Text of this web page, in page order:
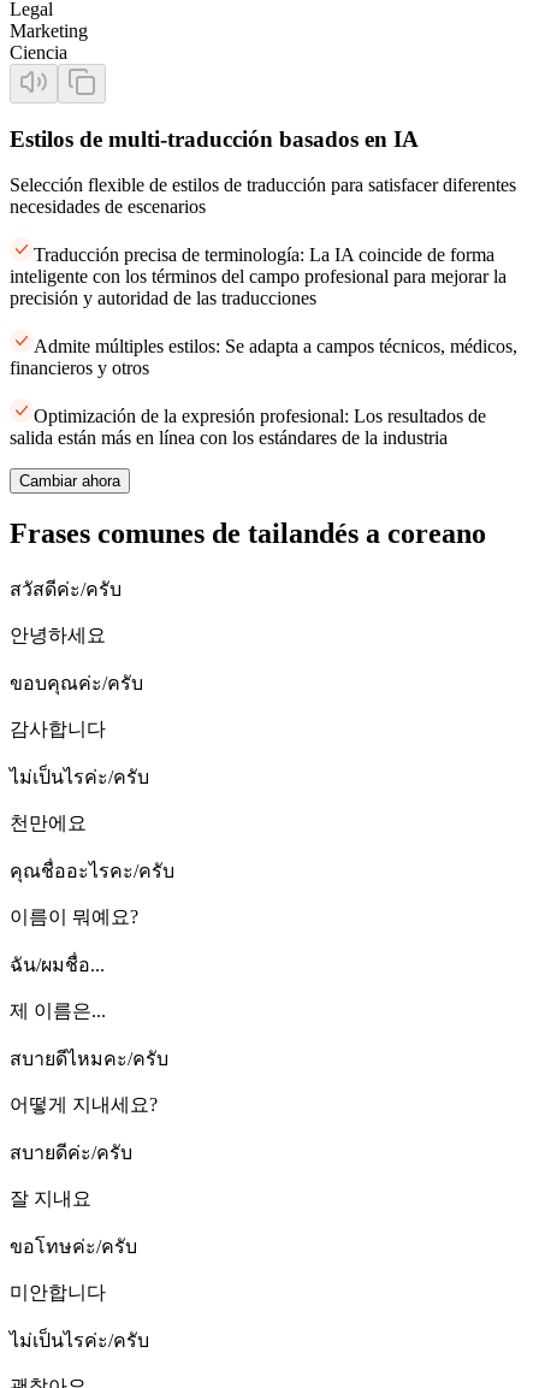
Legal
Marketing
Ciencia
Estilos de multi-traducción basados en IA
Selección flexible de estilos de traducción para satisfacer diferentes
necesidades de escenarios
Traducción precisa de terminología: La IA coincide de forma
inteligente con los términos del campo profesional para mejorar la
precisión y autoridad de las traducciones
Admite múltiples estilos: Se adapta a campos técnicos, médicos,
financieros y otros
Optimización de la expresión profesional: Los resultados de
salida están más en línea con los estándares de la industria
Cambiar ahora
Frases comunes de tailandés a coreano
สวัสดีค่ะ/ครับ
안녕하세요
ขอบคุณค่ะ/ครับ
감사합니다
ไม่เป็นไรค่ะ/ครับ
천만에요
คุณชื่ออะไรคะ/ครับ
이름이 뭐예요?
ฉัน/ผมชื่อ...
제 이름은...
สบายดีไหมคะ/ครับ
어떻게 지내세요?
สบายดีค่ะ/ครับ
잘 지내요
ขอโทษค่ะ/ครับ
미안합니다
ไม่เป็นไรค่ะ/ครับ